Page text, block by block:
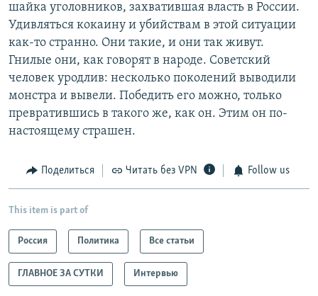
шайка уголовников, захватившая власть в России.
Удивляться кокаину и убийствам в этой ситуации
как-то странно. Они такие, и они так живут.
Гнилые они, как говорят в народе. Советский
человек уродлив: несколько поколений выводили
монстра и вывели. Победить его можно, только
превратившись в такого же, как он. Этим он по-
настоящему страшен.
Поделиться Читать без VPN Follow us
This item is part of
Россия Политика Все статьи
ГЛАВНОЕ ЗА СУТКИ Интервью